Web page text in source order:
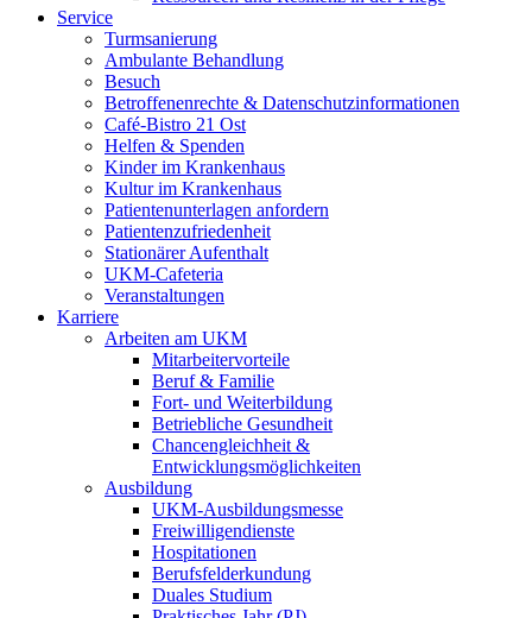
Service
Turmsanierung
Ambulante Behandlung
Besuch
Betroffenenrechte & Datenschutzinformationen
Café-Bistro 21 Ost
Helfen & Spenden
Kinder im Krankenhaus
Kultur im Krankenhaus
Patientenunterlagen anfordern
Patientenzufriedenheit
Stationärer Aufenthalt
UKM-Cafeteria
Veranstaltungen
Karriere
Arbeiten am UKM
Mitarbeitervorteile
Beruf & Familie
Fort- und Weiterbildung
Betriebliche Gesundheit
Chancengleichheit &
Entwicklungsmöglichkeiten
Ausbildung
UKM-Ausbildungsmesse
Freiwilligendienste
Hospitationen
Berufsfelderkundung
Duales Studium